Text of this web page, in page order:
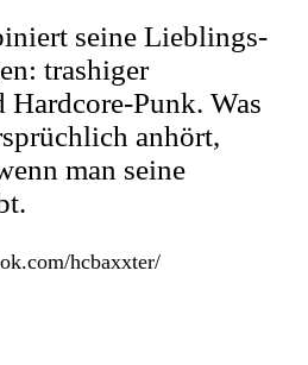
seine Lieblings-
trashiger
Punk. Was
anhört,
man seine
hcbaxxter/